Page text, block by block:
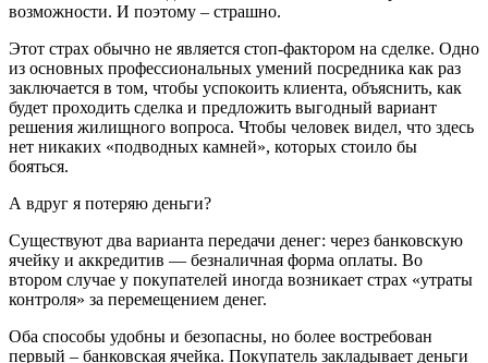
возможности. И поэтому – страшно.
Этот страх обычно не является стоп-фактором на сделке. Одно
из основных профессиональных умений посредника как раз
заключается в том, чтобы успокоить клиента, объяснить, как
будет проходить сделка и предложить выгодный вариант
решения жилищного вопроса. Чтобы человек видел, что здесь
нет никаких «подводных камней», которых стоило бы
бояться.
А вдруг я потеряю деньги?
Существуют два варианта передачи денег: через банковскую
ячейку и аккредитив — безналичная форма оплаты. Во
втором случае у покупателей иногда возникает страх «утраты
контроля» за перемещением денег.
Оба способы удобны и безопасны, но более востребован
первый – банковская ячейка. Покупатель закладывает деньги